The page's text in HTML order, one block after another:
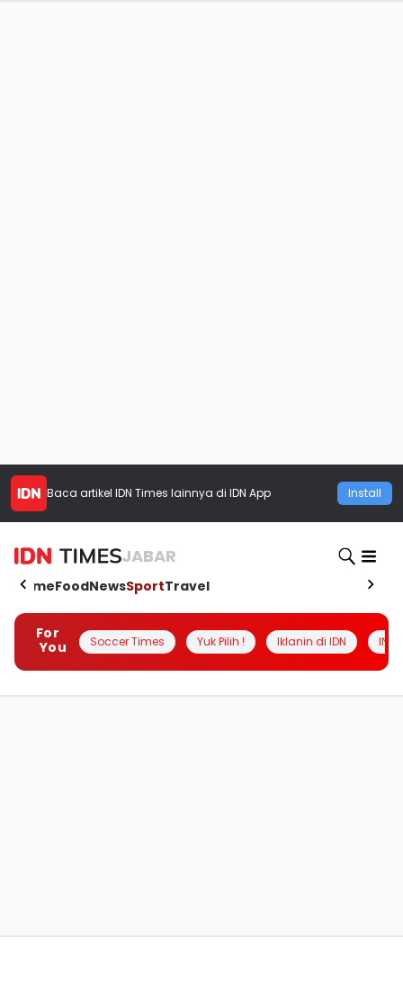
Baca artikel IDN Times lainnya di IDN App Install
JABAR
HomeFoodNewsSportTravel
For
You
Soccer Times Yuk Pilih ! Iklanin di IDN